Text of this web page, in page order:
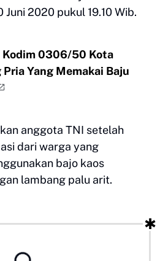
2020 pukul 19.10 Wib.
Kodim 0306/50 Kota
Yang Memakai Baju
anggota TNI setelah
dari warga yang
bajo kaos
lambang palu arit.